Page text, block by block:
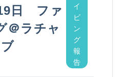
日 ファ
＠ラチャ
イ
ビ
ン
グ
報
告